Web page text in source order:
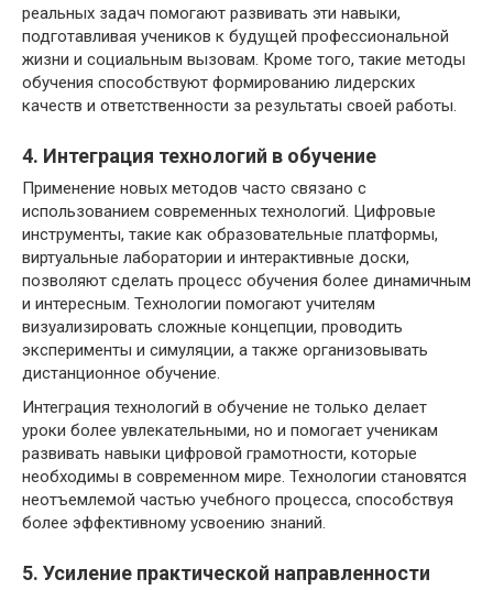
реальных задач помогают развивать эти навыки,
подготавливая учеников к будущей профессиональной
жизни и социальным вызовам. Кроме того, такие методы
обучения способствуют формированию лидерских
качеств и ответственности за результаты своей работы.
4. Интеграция технологий в обучение
Применение новых методов часто связано с
использованием современных технологий. Цифровые
инструменты, такие как образовательные платформы,
виртуальные лаборатории и интерактивные доски,
позволяют сделать процесс обучения более динамичным
и интересным. Технологии помогают учителям
визуализировать сложные концепции, проводить
эксперименты и симуляции, а также организовывать
дистанционное обучение.
Интеграция технологий в обучение не только делает
уроки более увлекательными, но и помогает ученикам
развивать навыки цифровой грамотности, которые
необходимы в современном мире. Технологии становятся
неотъемлемой частью учебного процесса, способствуя
более эффективному усвоению знаний.
5. Усиление практической направленности